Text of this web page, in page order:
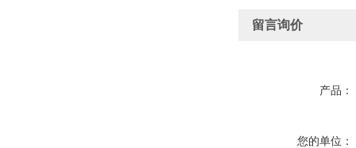
留言询价
产品：
您的单位：